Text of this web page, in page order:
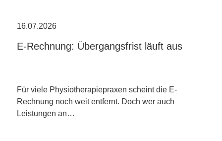
16.07.2026
E-Rechnung: Übergangsfrist läuft aus
Für viele Physiotherapiepraxen scheint die E-
Rechnung noch weit entfernt. Doch wer auch
Leistungen an…